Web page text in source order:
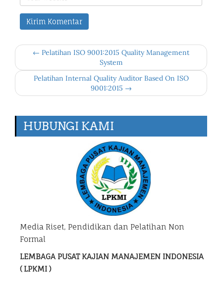
← Pelatihan ISO 9001:2015 Quality Management
System
Pelatihan Internal Quality Auditor Based On ISO
9001:2015 →
HUBUNGI KAMI
Media Riset, Pendidikan dan Pelatihan Non
Formal
LEMBAGA PUSAT KAJIAN MANAJEMEN INDONESIA
( LPKMI )